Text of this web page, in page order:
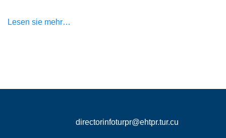
Lesen sie mehr…
directorinfoturpr@ehtpr.tur.cu